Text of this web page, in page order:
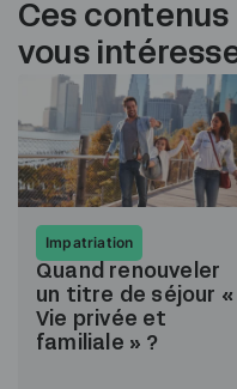
Ces contenus
vous
Impatriation
Quand renouveler
un titre de séjour «
Vie privée et
familiale » ?